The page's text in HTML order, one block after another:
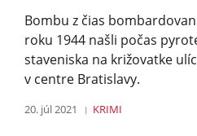
Bombu z čias
roku 1944 našli počas
staveniska na križovatke
v centre Bratislavy.
20. júl 2021 KRIMI